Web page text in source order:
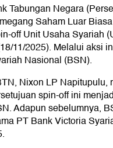
Tabungan Negara
Saham Luar
off Unit Usaha Syariah
11/2025). Melalui aksi
Nasional (BSN).
Nixon LP
spin-off ini
Adapun sebelumnya,
PT Bank Victoria